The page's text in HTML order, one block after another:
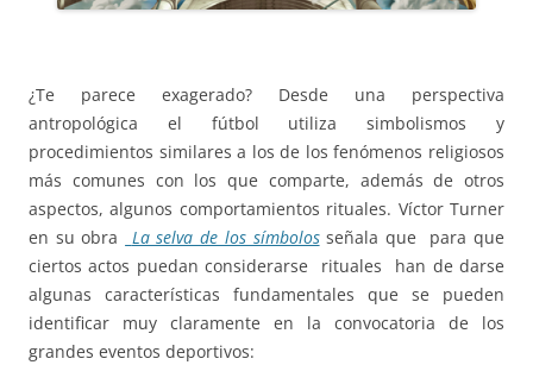
¿Te parece exagerado? Desde una perspectiva
antropológica el fútbol utiliza simbolismos y
procedimientos similares a los de los fenómenos religiosos
más comunes con los que comparte, además de otros
aspectos, algunos comportamientos rituales. Víctor Turner
en su obra
La selva de los símbolosseñala que para que
ciertos actos puedan considerarse rituales han de darse
algunas características fundamentales que se pueden
identificar muy claramente en la convocatoria de los
grandes eventos deportivos: